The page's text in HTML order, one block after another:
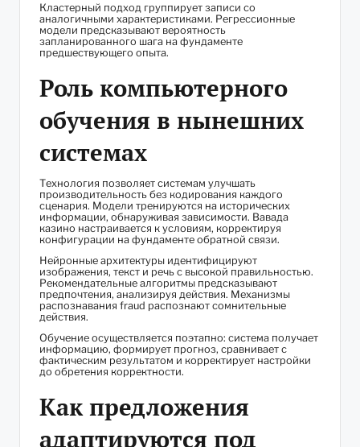
Кластерный подход группирует записи со
аналогичными характеристиками. Регрессионные
модели предсказывают вероятность
запланированного шага на фундаменте
предшествующего опыта.
Роль компьютерного
обучения в нынешних
системах
Технология позволяет системам улучшать
производительность без кодирования каждого
сценария. Модели тренируются на исторических
информации, обнаруживая зависимости. Вавада
казино настраивается к условиям, корректируя
конфигурации на фундаменте обратной связи.
Нейронные архитектуры идентифицируют
изображения, текст и речь с высокой правильностью.
Рекомендательные алгоритмы предсказывают
предпочтения, анализируя действия. Механизмы
распознавания fraud распознают сомнительные
действия.
Обучение осуществляется поэтапно: система получает
информацию, формирует прогноз, сравнивает с
фактическим результатом и корректирует настройки
до обретения корректности.
Как предложения
адаптируются под